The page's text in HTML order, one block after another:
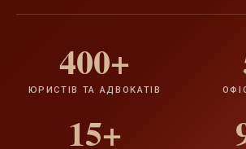
400+
ЮРИСТІВ ТА АДВОКАТІВ
15+